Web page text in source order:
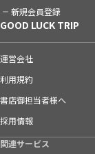
新規会員登録
GOOD LUCK TRIP
運営会社
利用規約
書店御担当者様へ
採用情報
関連サービス